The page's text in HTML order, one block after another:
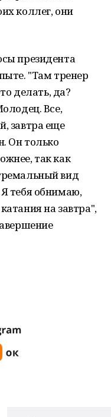
коллег, они
президента
"Там тренер
делать, да?
Все,
завтра еще
Он только
так как
вид
тебя обнимаю,
на завтра",